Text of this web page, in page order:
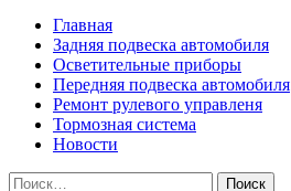
Главная
Задняя подвеска автомобиля
Осветительные приборы
Передняя подвеска автомобиля
Ремонт рулевого управленя
Тормозная система
Новости
Найти: